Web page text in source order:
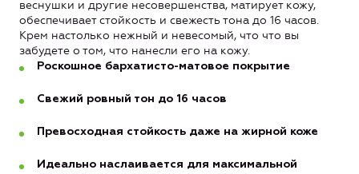
веснушки и другие несовершенства, матирует кожу,
обеспечивает стойкость и свежесть тона до 16 часов.
Крем настолько нежный и невесомый, что что вы
забудете о том, что нанесли его на кожу.
Роскошное бархатисто-матовое покрытие
Свежий ровный тон до 16 часов
Превосходная стойкость даже на жирной коже
Идеально наслаивается для максимальной